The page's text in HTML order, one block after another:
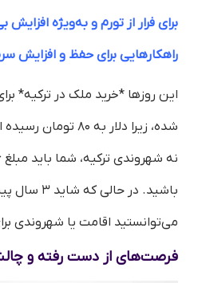
برای فرار از تورم و به‌ویژه افزایش
راهکارهایی برای حفظ و افزایش
این روزها *خرید ملک در ترکیه*
شده، زیرا دلار به
باشید. در
می‌توانستید اقامت یا شهروندی
فرصت‌های از دست رفته و